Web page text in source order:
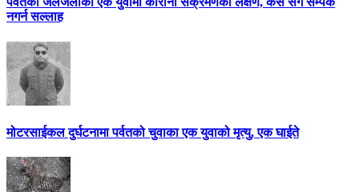
नगर्न सल्लाह
मोटरसाईकल दुर्घटनामा पर्वतको चुवाका एक युवाको मृत्यु, एक घाईते